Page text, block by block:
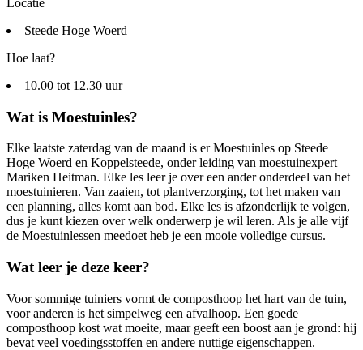
Steede Hoge Woerd
Hoe laat?
10.00 tot 12.30 uur
Wat is Moestuinles?
Elke laatste zaterdag van de maand is er Moestuinles op Steede
Hoge Woerd en Koppelsteede, onder leiding van moestuinexpert
Mariken Heitman. Elke les leer je over een ander onderdeel van het
moestuinieren. Van zaaien, tot plantverzorging, tot het maken van
een planning, alles komt aan bod. Elke les is afzonderlijk te volgen,
dus je kunt kiezen over welk onderwerp je wil leren. Als je alle vijf
de Moestuinlessen meedoet heb je een mooie volledige cursus.
Wat leer je deze keer?
Voor sommige tuiniers vormt de composthoop het hart van de tuin,
voor anderen is het simpelweg een afvalhoop. Een goede
composthoop kost wat moeite, maar geeft een boost aan je grond: hij
bevat veel voedingsstoffen en andere nuttige eigenschappen.